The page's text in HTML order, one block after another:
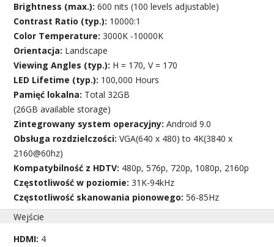
Brightness (max.):600 nits (100 levels adjustable)
Contrast Ratio (typ.): 10000:1
Color Temperature:3000K -10000K
Orientacja: Landscape
Viewing Angles (typ.): H = 170, V = 170
LED Lifetime (typ.): 100,000 Hours
Pamięć lokalna: Total 32GB
(26GB available storage)
Zintegrowany system operacyjny:Android 9.0
Obsługa rozdzielczości:VGA(640 x 480) to 4K(3840 x
2160@60hz)
Kompatybilność z HDTV: 480p, 576p, 720p, 1080p, 2160p
Częstotliwość w poziomie:31K-94kHz
Częstotliwość skanowania pionowego:56-85Hz
Wejście
HDMI: 4